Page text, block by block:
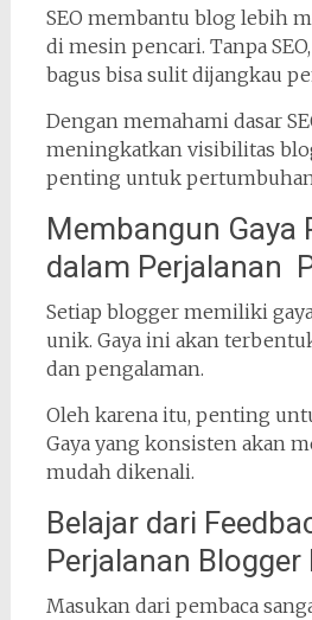
SEO membantu blog lebih
di mesin pencari. Tanpa
bagus bisa sulit dijangkau
Dengan memahami dasar
meningkatkan visibilitas
penting untuk
Membangun Gaya
dalam Perjalanan
Setiap blogger memiliki
unik. Gaya ini akan
dan pengalaman.
Oleh karena itu, penting
Gaya yang konsisten akan
mudah dikenali.
Belajar dari
Perjalanan Blogger
Masukan dari pembaca